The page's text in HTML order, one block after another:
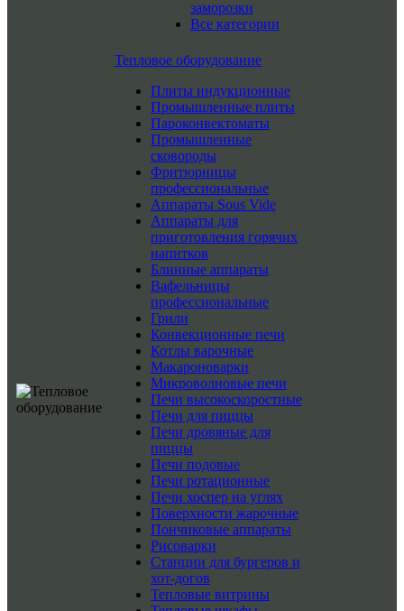
заморозки
Все категории
Тепловое оборудование
Плиты индукционные
Промышленные плиты
Пароконвектоматы
Промышленные
сковороды
Фритюрницы
профессиональные
Аппараты Sous Vide
Аппараты для
приготовления горячих
напитков
Блинные аппараты
Вафельницы
профессиональные
Грили
Конвекционные печи
Котлы варочные
Макароноварки
Микроволновые печи
Печи высокоскоростные
Печи для пиццы
Печи дровяные для
пиццы
Печи подовые
Печи ротационные
Печи хоспер на углях
Поверхности жарочные
Пончиковые аппараты
Рисоварки
Станции для бургеров и
хот-догов
Тепловые витрины